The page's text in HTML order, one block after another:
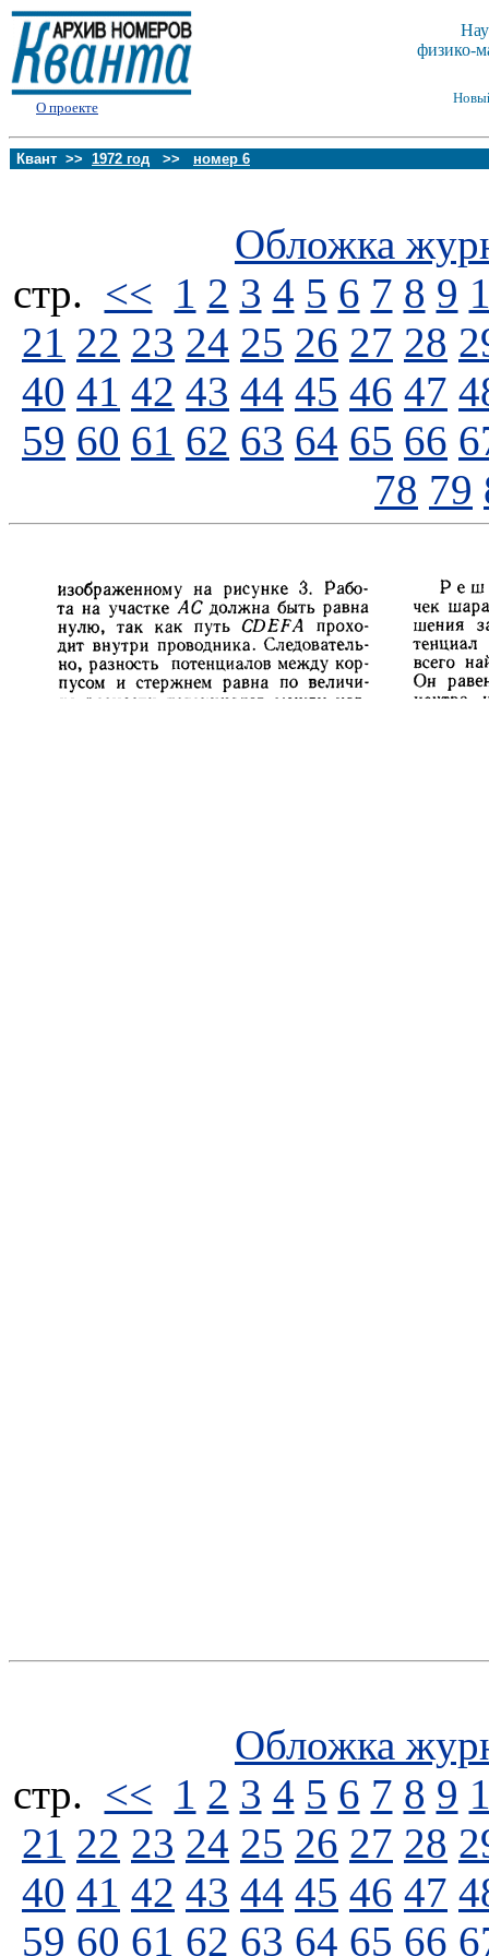
О проекте
физико-
Квант >> 1972 год >> номер 6
Обложка
стp. << 1 2 3 4 5 6 7 8 9
21 22 23 24 25 26 27 28
40 41 42 43 44 45 46 47
59 60 61 62 63 64 65 66
78 79
Обложка
стp. << 1 2 3 4 5 6 7 8 9
21 22 23 24 25 26 27 28
40 41 42 43 44 45 46 47
59 60 61 62 63 64 65 66